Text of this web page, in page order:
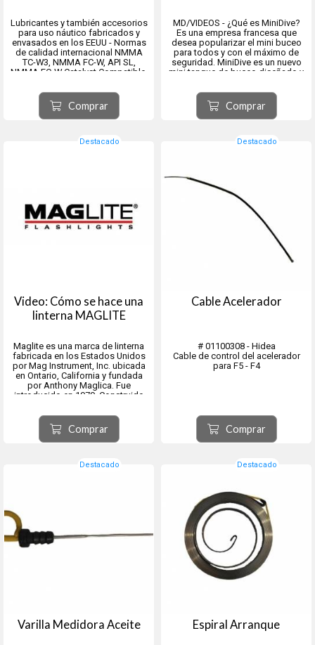
Lubricantes y también accesorios
para uso náutico fabricados y
envasados en los EEUU - Normas
de calidad internacional NMMA
TC-W3, NMMA FC-W, API SL,
NMMA FC-W Catalyst Compatible,
API MT-1, (PG-1) and proposed PG-
2,SAE J2360.
Comprar
MD/VIDEOS - ¿Qué es MiniDive?
Es una empresa francesa que
desea popularizar el mini buceo
para todos y con el máximo de
seguridad. MiniDive es un nuevo
mini tanque de buceo diseñado y
todos. Para eso, productos más
prácticos y accesibles que el
equipo de buceo tradici...
Comprar
Destacado
Video: Cómo se hace una
linterna MAGLITE
Maglite es una marca de linterna
fabricada en los Estados Unidos
por Mag Instrument, Inc. ubicada
en Ontario, California y fundada
por Anthony Maglica. Fue
introducido en 1979. Construido
anodizado 6061, tienen un haz de
enfoque regulable.
Comprar
Destacado
Cable Acelerador
# 01100308 - Hidea
Cable de control del acelerador
para F5 - F4
Comprar
Destacado
Varilla Medidora Aceite
Destacado
Espiral Arranque